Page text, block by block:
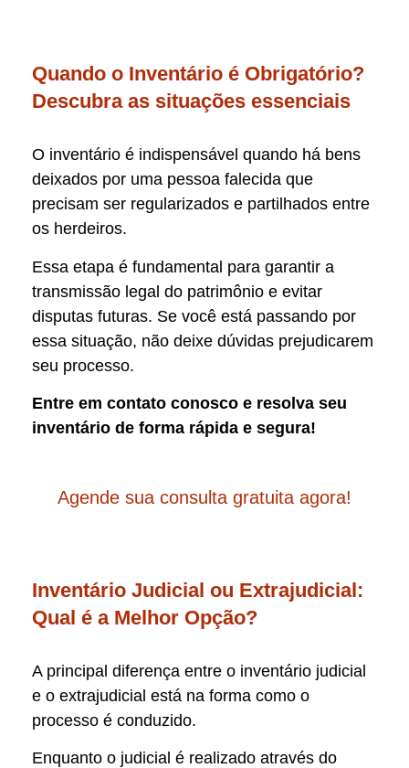
Quando o Inventário é Obrigatório?
Descubra as situações essenciais
O inventário é indispensável quando há bens
deixados por uma pessoa falecida que
precisam ser regularizados e partilhados entre
os herdeiros.
Essa etapa é fundamental para garantir a
transmissão legal do patrimônio e evitar
disputas futuras. Se você está passando por
essa situação, não deixe dúvidas prejudicarem
seu processo.
Entre em contato conosco e resolva seu
inventário de forma rápida e segura!
Agende sua consulta gratuita agora!
Inventário Judicial ou Extrajudicial:
Qual é a Melhor Opção?
A principal diferença entre o inventário judicial
e o extrajudicial está na forma como o
processo é conduzido.
Enquanto o judicial é realizado através do